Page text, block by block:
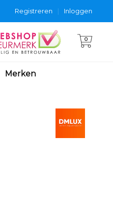
Inloggen
|
Registreren
0
Merken